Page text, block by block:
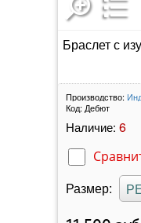
Браслет с
Производство:
Код: Дебют
Наличие: 6
Размер: